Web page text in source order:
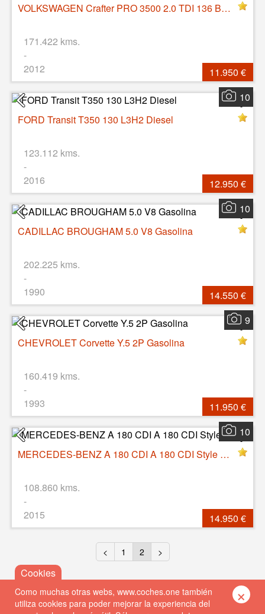
VOLKSWAGEN Crafter PRO 3500 2.0 TDI 136 BMT Diesel
171.422 kms.
-
2012
11.950 €
10
FORD Transit T350 130 L3H2 Diesel
123.112 kms.
-
2016
12.950 €
10
CADILLAC BROUGHAM 5.0 V8 Gasolina
202.225 kms.
-
1990
14.550 €
9
CHEVROLET Corvette Y.5 2P Gasolina
160.419 kms.
-
1993
11.950 €
10
MERCEDES-BENZ A 180 CDI A 180 CDI Style Diesel
108.860 kms.
-
2015
14.950 €
< 1 2 >
Como muchas otras webs, www.coches.one también
utiliza cookies para poder mejorar la experiencia del
×